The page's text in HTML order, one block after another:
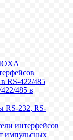
RS-422/485
485 в
RS-232, RS-
интерфейсов
импульсных